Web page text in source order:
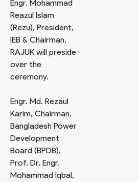
Engr. Mohammad
Reazul Islam
(Rezu), President,
IEB & Chairman,
RAJUK will preside
over the
ceremony.
Engr. Md. Rezaul
Karim, Chairman,
Bangladesh Power
Development
Board (BPDB),
Prof. Dr. Engr.
Mohammad Iqbal,